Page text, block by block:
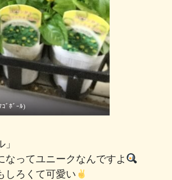
ｺﾞﾎﾞｰﾙ)
」
なってユニークなんですよ
しろくて可愛い